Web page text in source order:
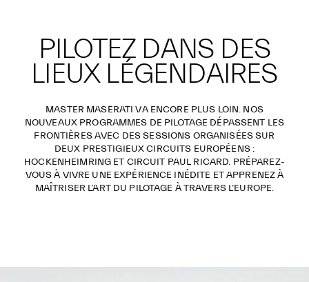
PILOTEZ DANS DES
LIEUX LÉGENDAIRES
MASTER MASERATI VA ENCORE PLUS LOIN. NOS
NOUVEAUX PROGRAMMES DE PILOTAGE DÉPASSENT LES
FRONTIÈRES AVEC DES SESSIONS ORGANISÉES SUR
DEUX PRESTIGIEUX CIRCUITS EUROPÉENS :
HOCKENHEIMRING ET CIRCUIT PAUL RICARD. PRÉPAREZ-
VOUS À VIVRE UNE EXPÉRIENCE INÉDITE ET APPRENEZ À
MAÎTRISER L’ART DU PILOTAGE À TRAVERS L’EUROPE.